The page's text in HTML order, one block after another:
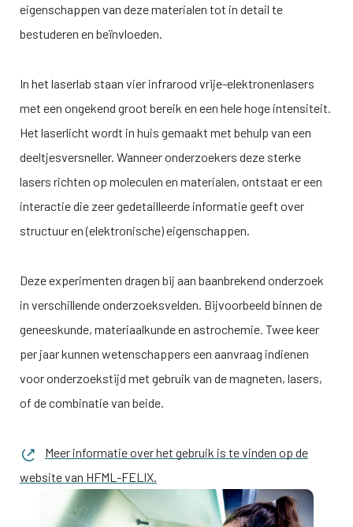
eigenschappen van deze materialen tot in detail te
bestuderen en beïnvloeden.
In het laserlab staan vier infrarood vrije-elektronenlasers
met een ongekend groot bereik en een hele hoge intensiteit.
Het laserlicht wordt in huis gemaakt met behulp van een
deeltjesversneller. Wanneer onderzoekers deze sterke
lasers richten op moleculen en materialen, ontstaat er een
interactie die zeer gedetailleerde informatie geeft over
structuur en (elektronische) eigenschappen.
Deze experimenten dragen bij aan baanbrekend onderzoek
in verschillende onderzoeksvelden. Bijvoorbeeld binnen de
geneeskunde, materiaalkunde en astrochemie. Twee keer
per jaar kunnen wetenschappers een aanvraag indienen
voor onderzoekstijd met gebruik van de magneten, lasers,
of de combinatie van beide.
Meer informatie over het gebruik is te vinden op de
website van HFML-FELIX.
Afbeelding